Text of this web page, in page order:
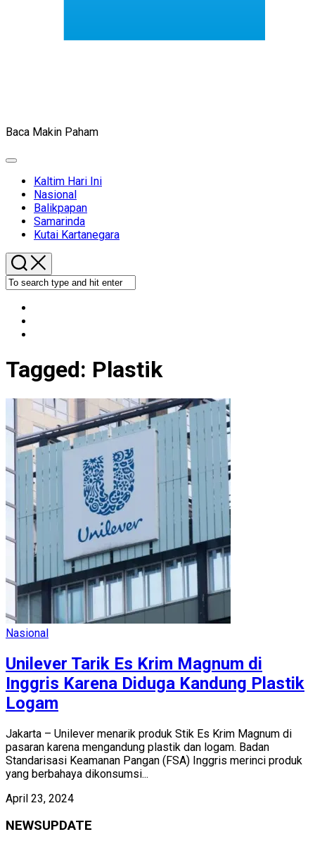
Baca Makin Paham
Expand
Kaltim Hari Ini
Nasional
Balikpapan
Samarinda
Kutai Kartanegara
Tagged: Plastik
Nasional
Unilever Tarik Es Krim Magnum di
Inggris Karena Diduga Kandung Plastik
Logam
Jakarta – Unilever menarik produk Stik Es Krim Magnum di
pasaran karena mengandung plastik dan logam. Badan
Standarisasi Keamanan Pangan (FSA) Inggris merinci produk
yang berbahaya dikonsumsi...
April 23, 2024
NEWSUPDATE